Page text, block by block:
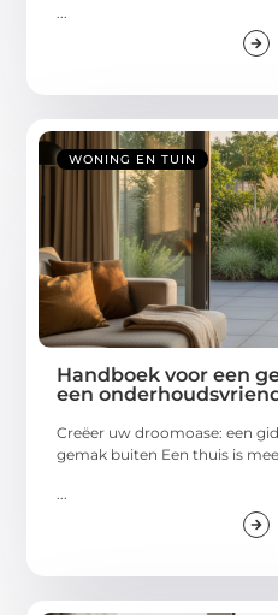
WONING EN TUIN
Handboek voor een
een
Creëer uw droomoase: een
gemak buiten Een thuis is